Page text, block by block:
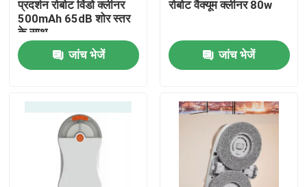
घर
प्रदर्शन रोबोट विंडो क्लीनर
500mAh 65dB शोर स्तर
के साथ
जांच भेजें
रोबोट वैक्यूम क्लीनर 80w
जांच भेजें